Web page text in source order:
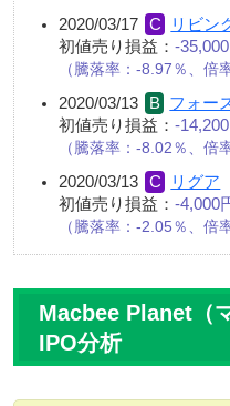
2020/03/17
リビン
初値売り損益： -
騰落率：-8.97％、倍
2020/03/13
フォー
初値売り損益： -
騰落率：-8.02％、倍
2020/03/13
リグア
初値売り損益： -4,000
騰落率：-2.05％、倍
Macbee Planet（
IPO分析